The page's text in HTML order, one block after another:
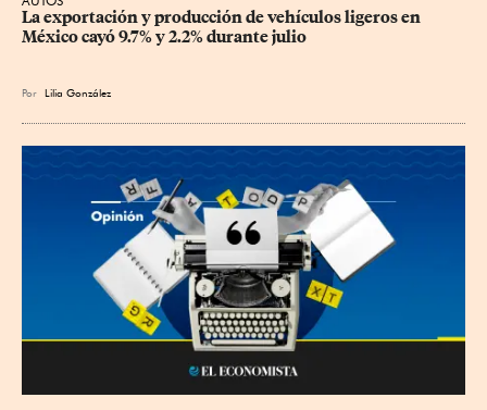
La exportación y producción de vehículos ligeros en
México cayó 9.7% y 2.2% durante julio
Por Lilia González